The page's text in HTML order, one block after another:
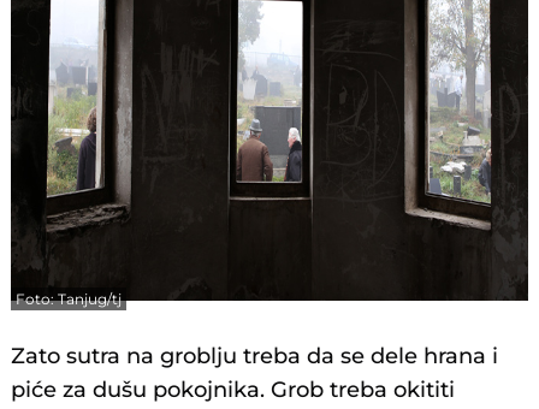
Foto: Tanjug/tj
Zato sutra na groblju treba da se dele hrana i
piće za dušu pokojnika. Grob treba okititi